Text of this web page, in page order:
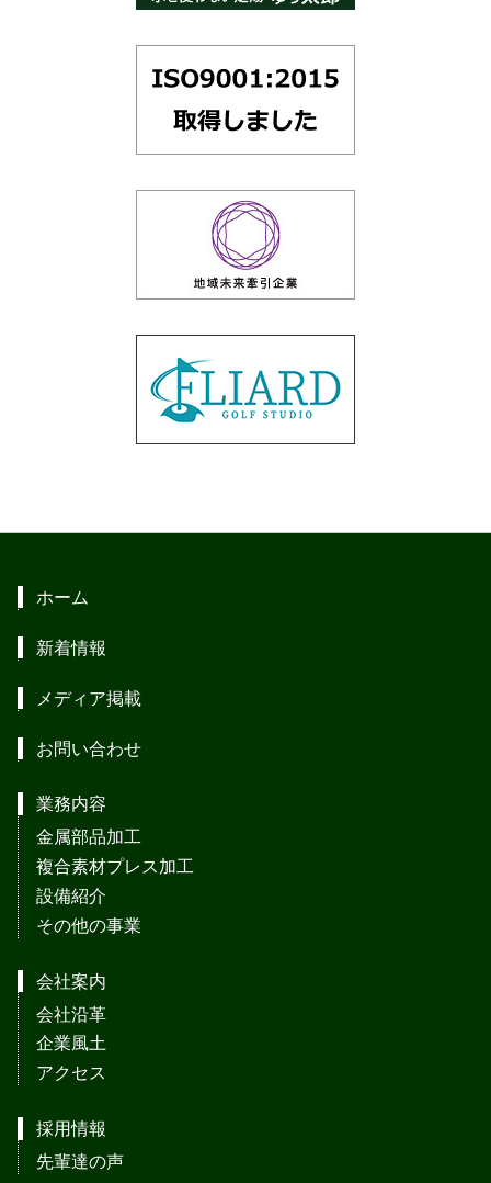
ホーム
新着情報
メディア掲載
お問い合わせ
業務内容
金属部品加工
複合素材プレス加工
設備紹介
その他の事業
会社案内
会社沿革
企業風土
アクセス
採用情報
先輩達の声